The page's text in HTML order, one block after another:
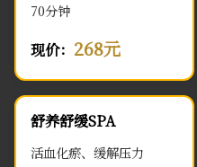
70分钟
现价： 268元
舒养舒缓SPA
活血化瘀、缓解压力